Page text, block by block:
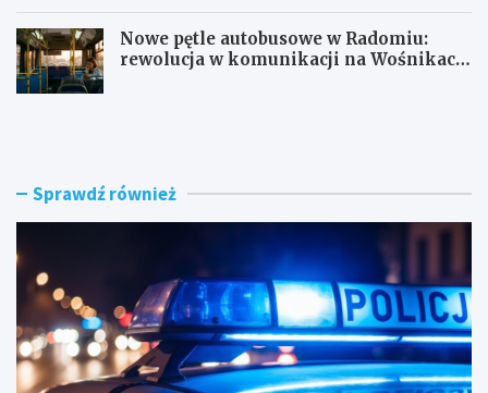
Nowe pętle autobusowe w Radomiu:
rewolucja w komunikacji na Wośnikach,
O
t
s
k
z
a
t
N
r
a
w
n
ę
t
Sprawdź również